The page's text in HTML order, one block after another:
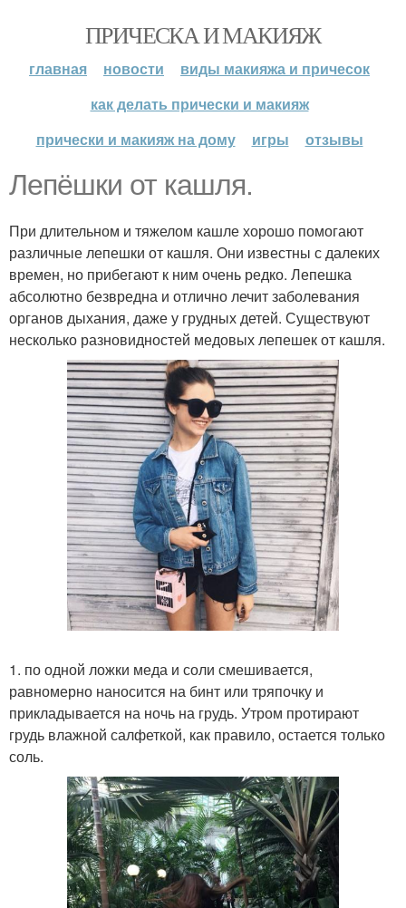
ПРИЧЕСКА И МАКИЯЖ
главная новости
виды макияжа и причесок
как делать прически и макияж
прически и макияж на дому
игры отзывы
Лепёшки от кашля.
При длительном и тяжелом кашле хорошо помогают
различные лепешки от кашля. Они известны с далеких
времен, но прибегают к ним очень редко. Лепешка
абсолютно безвредна и отлично лечит заболевания
органов дыхания, даже у грудных детей. Существуют
несколько разновидностей медовых лепешек от кашля.
1. по одной ложки меда и соли смешивается,
равномерно наносится на бинт или тряпочку и
прикладывается на ночь на грудь. Утром протирают
грудь влажной салфеткой, как правило, остается только
соль.